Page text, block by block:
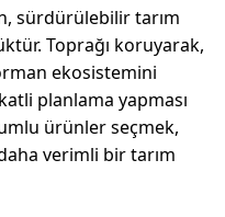
sürdürülebilir tarım
Toprağı koruyarak,
ekosistemini
planlama yapması
ürünler seçmek,
verimli bir tarım